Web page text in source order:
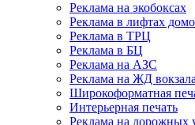
Реклама на экобоксах
Реклама в лифтах
Реклама в ТРЦ
Реклама в БЦ
Реклама на АЗС
Реклама на ЖД
Широкоформатная
Интерьерная печать
Реклама на дорожных